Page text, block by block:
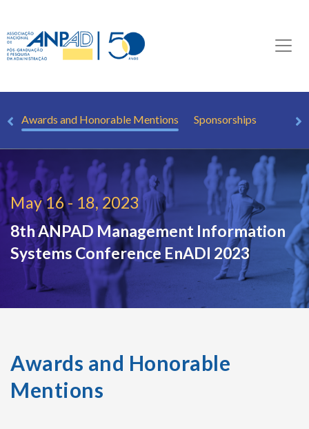
Awards and Honorable Mentions Sponsorships
May 16 - 18, 2023
8th ANPAD Management Information
Systems Conference EnADI 2023
Awards and Honorable
Mentions